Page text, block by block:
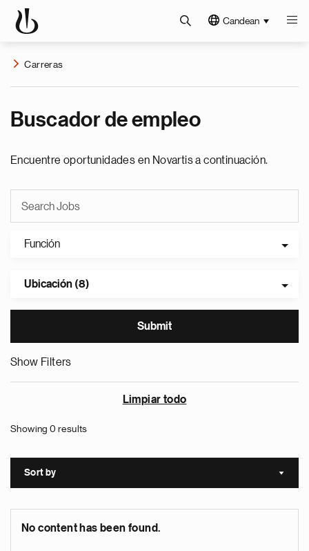
Candean
Carreras
Buscador de empleo
Encuentre oportunidades en Novartis a continuación.
Función
Ubicación (8)
Show Filters
Limpiar todo
Showing 0 results
Sort by Sort
No content has been found.